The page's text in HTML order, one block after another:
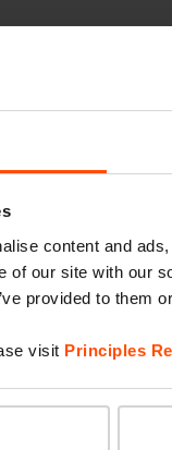
content and
of our site with our
provided to them
visit Principles